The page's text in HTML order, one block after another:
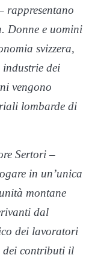
rappresentano
Donne e uomini
svizzera,
industrie dei
vengono
lombarde di
Sertori –
in un’unica
montane
dal
dei lavoratori
dei contributi il